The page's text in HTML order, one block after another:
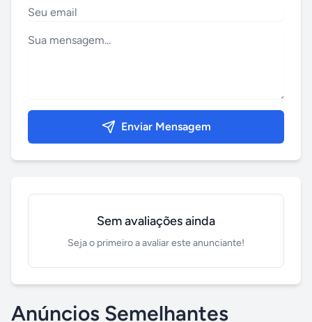
Enviar Mensagem
Sem avaliações ainda
Seja o primeiro a avaliar este anunciante!
Anúncios Semelhantes